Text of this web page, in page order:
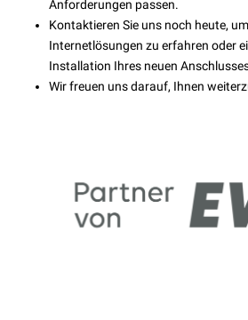
Anforderungen passen.
Kontaktieren Sie uns noch heute,
Internetlösungen zu erfahren oder
Installation Ihres neuen
Wir freuen uns darauf, Ihnen